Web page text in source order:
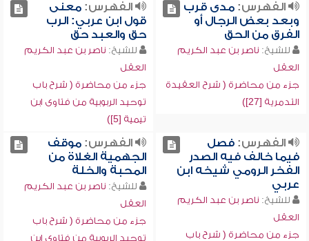
الفهرس:مدى قرب
وبعد بعض الرجال أو
الفرق من الحق
للشيخ: ناصر بن عبد الكريم
العقل
جزء من محاضرة ( شرح العقيدة
التدمرية [27])
الفهرس:معنى
قول ابن عربي: الرب
حق والعبد حق
للشيخ: ناصر بن عبد الكريم
العقل
جزء من محاضرة ( شرح باب
توحيد الربوبية من فتاوى ابن
تيمية [5])
الفهرس:فصل
فيما خالف فيه الصدر
الفخر الرومي شيخه ابن
عربي
للشيخ: ناصر بن عبد الكريم
العقل
جزء من محاضرة ( شرح باب
الفهرس:موقف
الجهمية الغلاة من
المحبة والخلة
للشيخ: ناصر بن عبد الكريم
العقل
جزء من محاضرة ( شرح باب
توحيد الربوبية من فتاوى ابن